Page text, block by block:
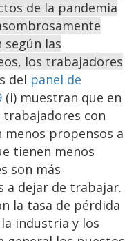
de la pandemia
según las
los trabajadores
del panel de
(i) muestran que en
trabajadores con
propensos a
tienen menos
son más
a dejar de trabajar.
la tasa de pérdida
industria y los